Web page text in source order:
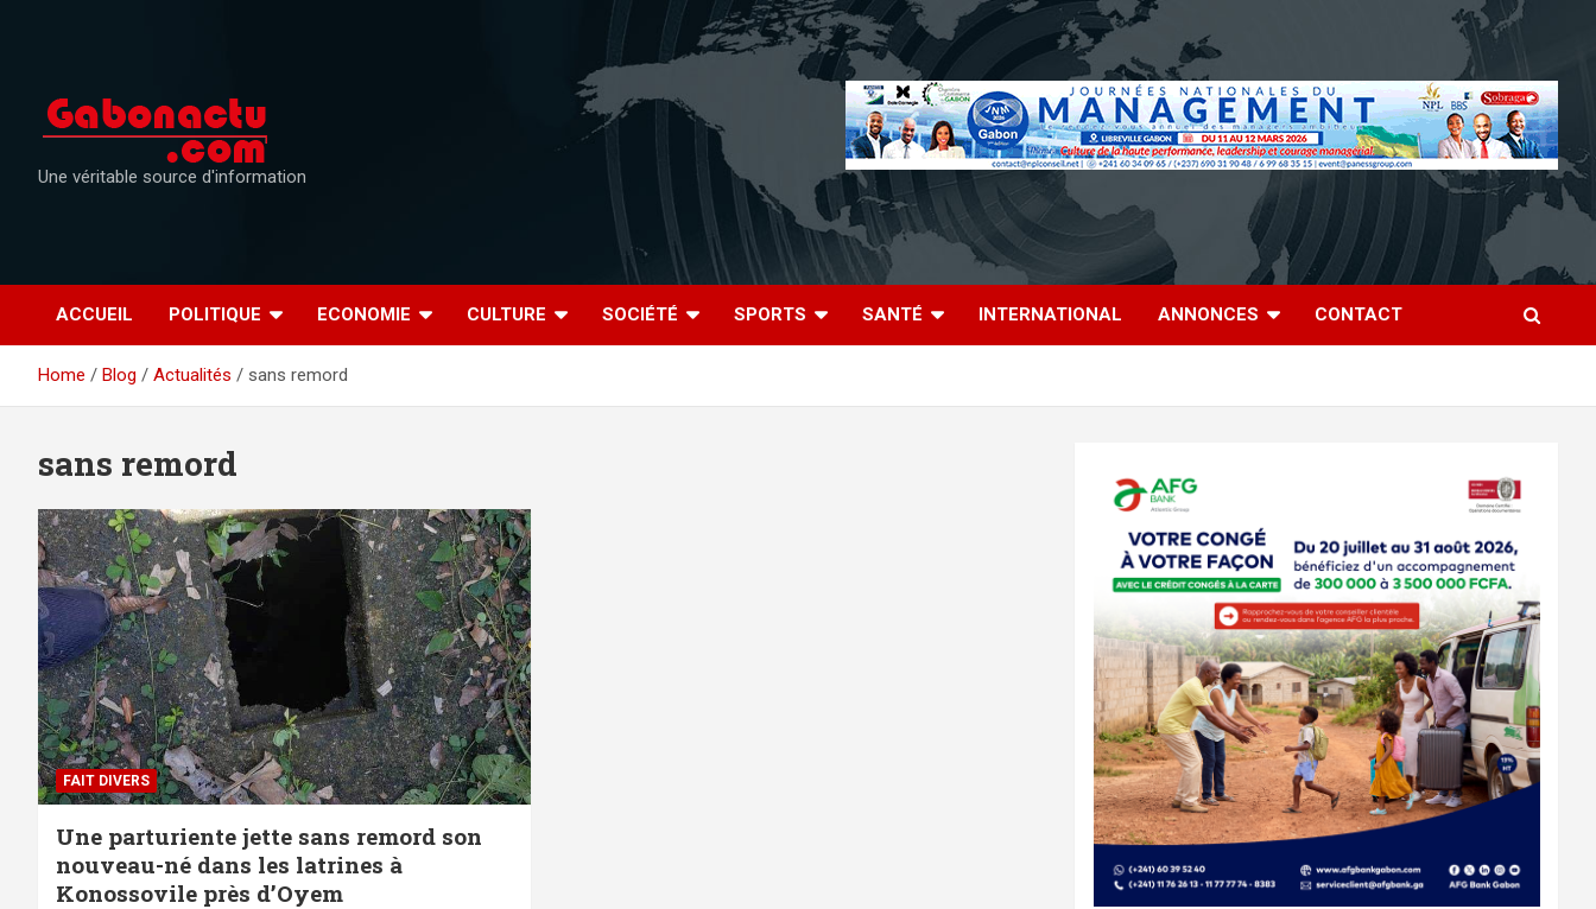
Une véritable source d'information
ACCUEIL POLITIQUE ECONOMIE CULTURE SOCIÉTÉ SPORTS SANTÉ INTERNATIONAL ANNONCES CONTACT
Home Blog Actualités sans remord
sans remord
FAIT DIVERS
Une parturiente jette sans remord son
nouveau-né dans les latrines à
Konossovile près d’Oyem